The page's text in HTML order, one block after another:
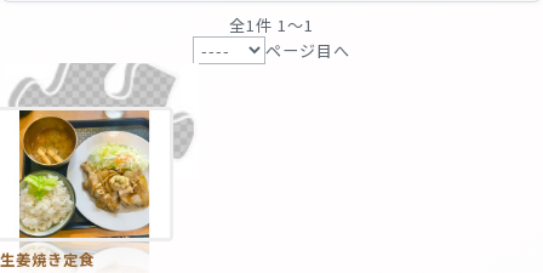
全1件 1〜1
ページ目へ
生姜焼き定食